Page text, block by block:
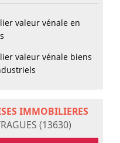
valeur vénale en
valeur vénale biens
IMMOBILIERES
(13630)